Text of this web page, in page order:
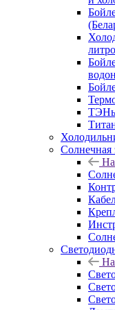
ТЭНы
Солнечная